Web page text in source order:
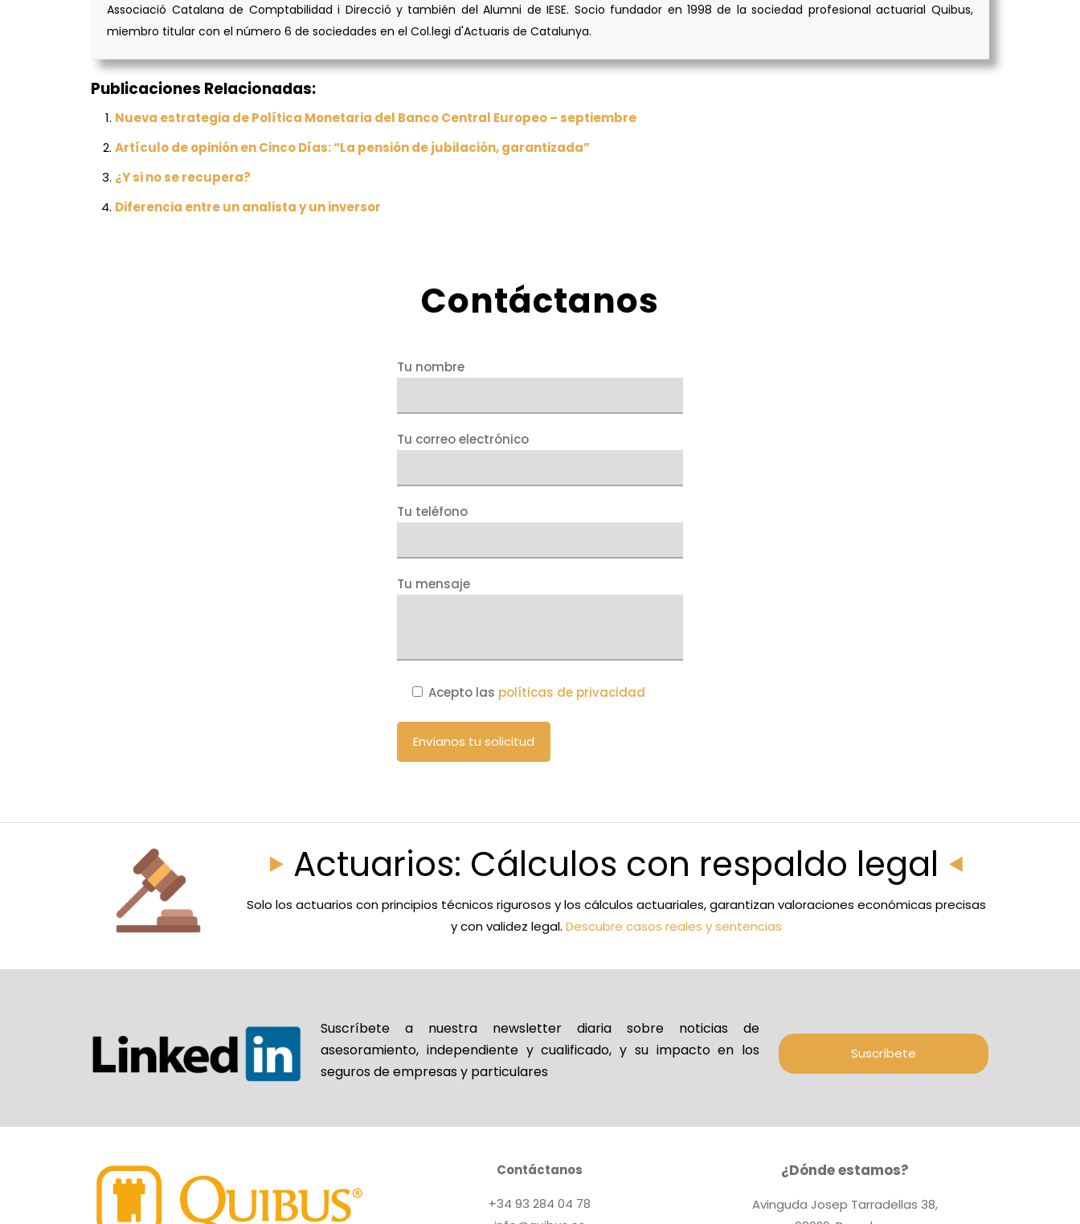
Associació Catalana de Comptabilidad i Direcció y también del Alumni de IESE. Socio fundador en 1998 de la sociedad profesional actuarial Quibus,
miembro titular con el número 6 de sociedades en el Col.legi d'Actuaris de Catalunya.
Publicaciones Relacionadas:
Nueva estrategia de Política Monetaria del Banco Central Europeo – septiembre
Artículo de opinión en Cinco Días: “La pensión de jubilación, garantizada”
¿Y si no se recupera?
Diferencia entre un analista y un inversor
Contáctanos
Tu nombre
Tu correo electrónico
Tu teléfono
Tu mensaje
Acepto las políticas de privacidad
Actuarios: Cálculos con respaldo legal
Solo los actuarios con principios técnicos rigurosos y los cálculos actuariales, garantizan valoraciones económicas precisas
y con validez legal. Descubre casos reales y sentencias
Suscríbete a nuestra newsletter diaria sobre noticias de
asesoramiento, independiente y cualificado, y su impacto en los
seguros de empresas y particulares
Suscríbete
Contáctanos
+34 93 284 04 78
¿Dónde estamos?
Avinguda Josep Tarradellas 38,